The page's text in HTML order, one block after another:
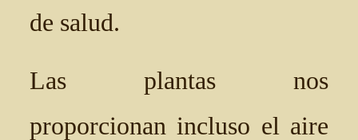
de salud.
Las plantas nos
proporcionan incluso el aire